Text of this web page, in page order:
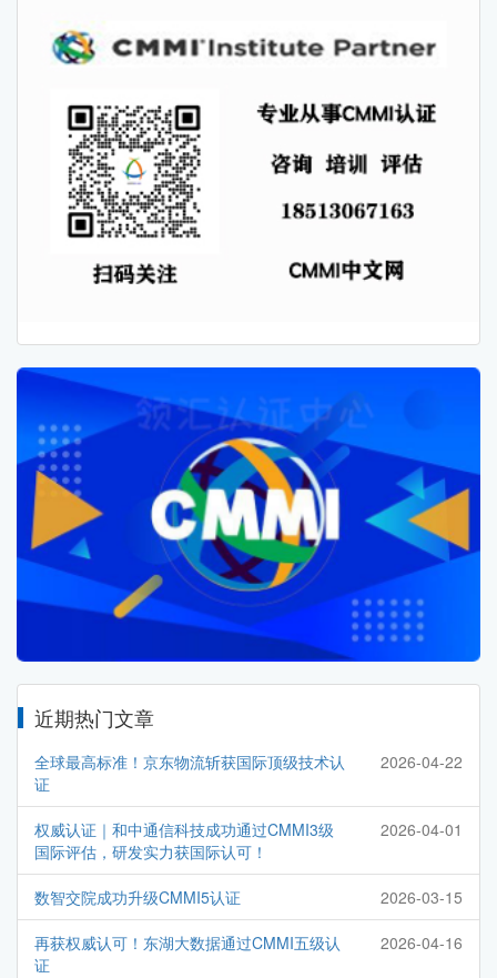
近期热门文章
全球最高标准！京东物流斩获国际顶级技术认
证
2026-04-22
权威认证｜和中通信科技成功通过CMMI3级
国际评估，研发实力获国际认可！
2026-04-01
数智交院成功升级CMMI5认证 2026-03-15
再获权威认可！东湖大数据通过CMMI五级认
证
2026-04-16